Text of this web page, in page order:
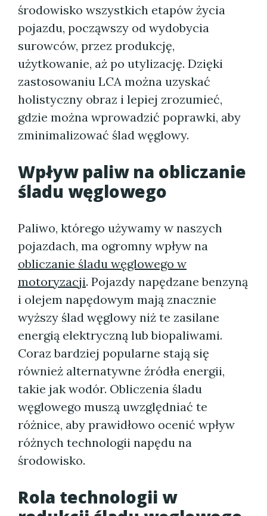
środowisko wszystkich etapów życia
pojazdu, począwszy od wydobycia
surowców, przez produkcję,
użytkowanie, aż po utylizację. Dzięki
zastosowaniu LCA można uzyskać
holistyczny obraz i lepiej zrozumieć,
gdzie można wprowadzić poprawki, aby
zminimalizować ślad węglowy.
Wpływ paliw na obliczanie
śladu węglowego
Paliwo, którego używamy w naszych
pojazdach, ma ogromny wpływ na
obliczanie śladu węglowego w
motoryzacji. Pojazdy napędzane benzyną
i olejem napędowym mają znacznie
wyższy ślad węglowy niż te zasilane
energią elektryczną lub biopaliwami.
Coraz bardziej popularne stają się
również alternatywne źródła energii,
takie jak wodór. Obliczenia śladu
węglowego muszą uwzględniać te
różnice, aby prawidłowo ocenić wpływ
różnych technologii napędu na
środowisko.
Rola technologii w